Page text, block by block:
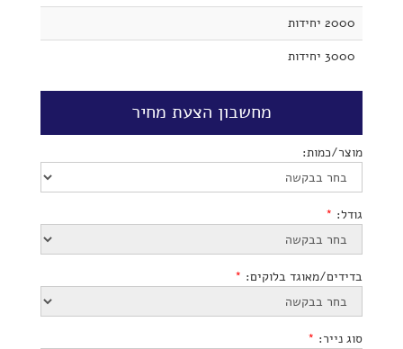
2000 יחידות
3000 יחידות
מחשבון הצעת מחיר
מוצר/כמות:
גודל: *
בדידים/מאוגד בלוקים: *
סוג נייר: *